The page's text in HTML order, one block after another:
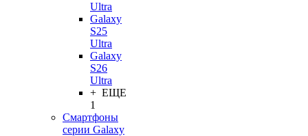
Ultra
Galaxy
S25
Ultra
Galaxy
S26
Ultra
+ ЕЩЕ
1
Смартфоны
серии Galaxy